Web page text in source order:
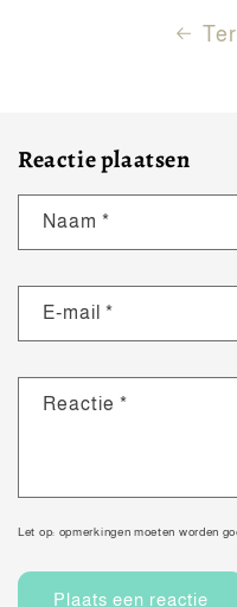
Reactie plaatsen
Naam *
E‑mail *
Reactie *
Let op: opmerkingen moeten worden